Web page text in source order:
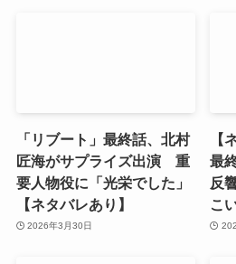
「リブート」最終話、北村
匠海がサプライズ出演 重
要人物役に「光栄でした」
【ネタバレあり】
2026年3月30日
【
最
反
こ